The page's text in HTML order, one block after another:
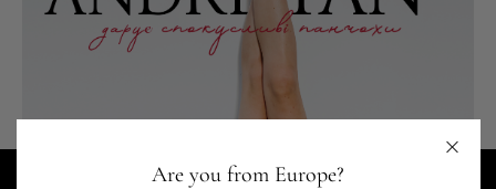
Are you from Europe?